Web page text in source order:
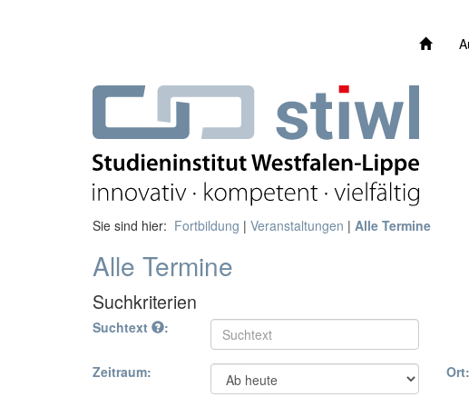
Sie sind hier: Fortbildung | Veranstaltungen | Alle Termine
Alle Termine
Suchkriterien
Suchtext :
Zeitraum: Ort: